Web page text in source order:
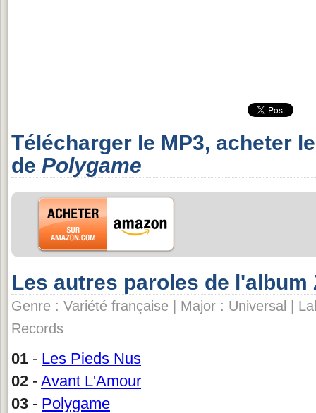
Télécharger le MP3, acheter
de Polygame
Les autres paroles de l'album
Genre : Variété française | Major : Universal |
Records
01 - Les Pieds Nus
02 - Avant L'Amour
03 - Polygame